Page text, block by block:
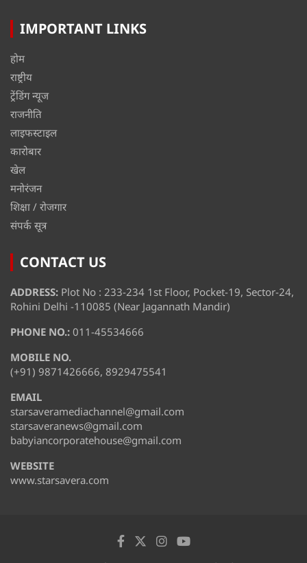
IMPORTANT LINKS
होम
राष्ट्रीय
ट्रेंडिंग न्यूज
राजनीति
लाइफस्टाइल
कारोबार
खेल
मनोरंजन
शिक्षा / रोजगार
संपर्क सूत्र
CONTACT US
ADDRESS: Plot No : 233-234 1st Floor, Pocket-19, Sector-24,
Rohini Delhi -110085 (Near Jagannath Mandir)
PHONE NO.: 011-45534666
MOBILE NO.
(+91) 9871426666, 8929475541
EMAIL
starsaveramediachannel@gmail.com
starsaveranews@gmail.com
babyiancorporatehouse@gmail.com
WEBSITE
www.starsavera.com